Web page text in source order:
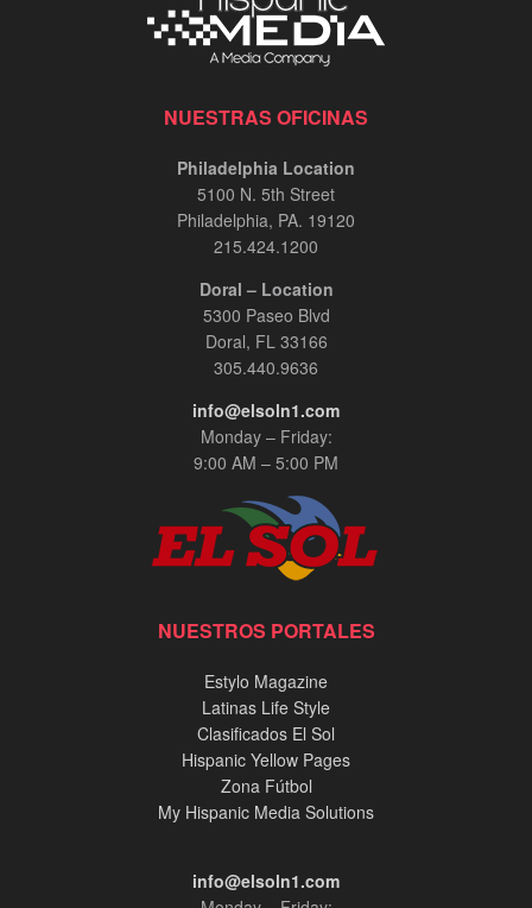
NUESTRAS OFICINAS
Philadelphia Location
5100 N. 5th Street
Philadelphia, PA. 19120
215.424.1200
Doral – Location
5300 Paseo Blvd
Doral, FL 33166
305.440.9636
info@elsoln1.com
Monday – Friday:
9:00 AM – 5:00 PM
NUESTROS PORTALES
Estylo Magazine
Latinas Life Style
Clasificados El Sol
Hispanic Yellow Pages
Zona Fútbol
My Hispanic Media Solutions
info@elsoln1.com